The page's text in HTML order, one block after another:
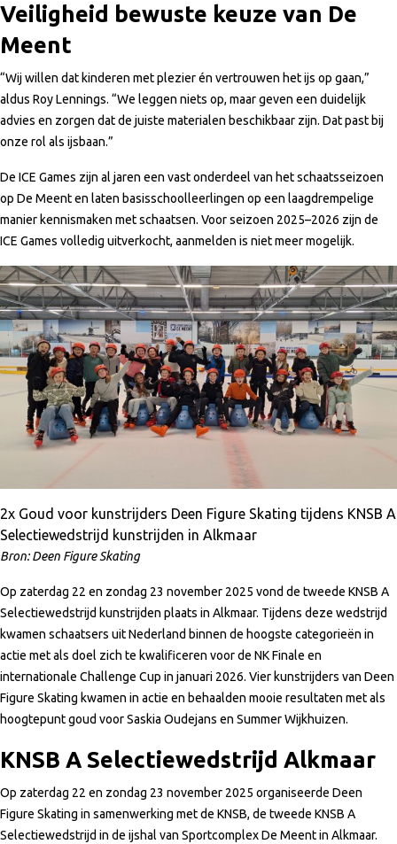
Veiligheid bewuste keuze van De
Meent
“Wij willen dat kinderen met plezier én vertrouwen het ijs op gaan,”
aldus Roy Lennings. “We leggen niets op, maar geven een duidelijk
advies en zorgen dat de juiste materialen beschikbaar zijn. Dat past bij
onze rol als ijsbaan.”
De ICE Games zijn al jaren een vast onderdeel van het schaatsseizoen
op De Meent en laten basisschoolleerlingen op een laagdrempelige
manier kennismaken met schaatsen. Voor seizoen 2025–2026 zijn de
ICE Games volledig uitverkocht, aanmelden is niet meer mogelijk.
2x Goud voor kunstrijders Deen Figure Skating tijdens KNSB A
Selectiewedstrijd kunstrijden in Alkmaar
Bron: Deen Figure Skating
Op zaterdag 22 en zondag 23 november 2025 vond de tweede KNSB A
Selectiewedstrijd kunstrijden plaats in Alkmaar. Tijdens deze wedstrijd
kwamen schaatsers uit Nederland binnen de hoogste categorieën in
actie met als doel zich te kwalificeren voor de NK Finale en
internationale Challenge Cup in januari 2026. Vier kunstrijders van Deen
Figure Skating kwamen in actie en behaalden mooie resultaten met als
hoogtepunt goud voor Saskia Oudejans en Summer Wijkhuizen.
KNSB A Selectiewedstrijd Alkmaar
Op zaterdag 22 en zondag 23 november 2025 organiseerde Deen
Figure Skating in samenwerking met de KNSB, de tweede KNSB A
Selectiewedstrijd in de ijshal van Sportcomplex De Meent in Alkmaar.